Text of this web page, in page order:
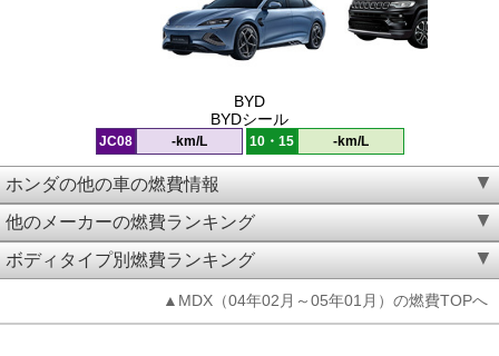
BYD
BYDシール
JC08 -km/L 10・15 -km/L
ホンダの他の車の燃費情報
他のメーカーの燃費ランキング
ボディタイプ別燃費ランキング
▲MDX（04年02月～05年01月）の燃費TOPへ